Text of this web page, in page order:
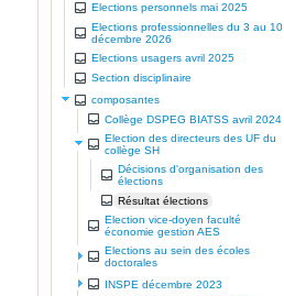
Elections personnels mai 2025
Elections professionnelles du 3 au 10
décembre 2026
Elections usagers avril 2025
Section disciplinaire
composantes
Collège DSPEG BIATSS avril 2024
Election des directeurs des UF du
collège SH
Décisions d'organisation des
élections
Résultat élections
Election vice-doyen faculté
économie gestion AES
Elections au sein des écoles
doctorales
INSPE décembre 2023